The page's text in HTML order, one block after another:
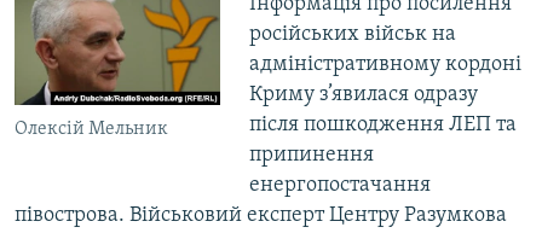
Олексій Мельник
російських військ на
адміністративному кордоні
Криму з’явилася одразу
після пошкодження ЛЕП та
припинення
енергопостачання
півострова. Військовий експерт Центру Разумкова